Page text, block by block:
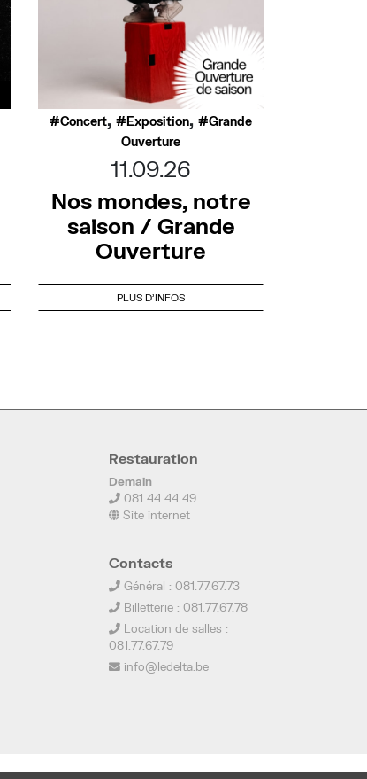
Concert, Exposition,
Grande
Ouverture
11.09.26
Nos mondes, notre
saison / Grande
Ouverture
PLUS D'INFOS
Restauration
Demain
081 44 44 49
Site internet
Contacts
Général : 081.77.67.73
Billetterie : 081.77.67.78
Location de salles :
081.77.67.79
info@ledelta.be